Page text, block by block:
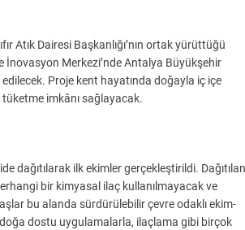
Atık Dairesi Başkanlığı’nın ortak yürüttüğü
İnovasyon Merkezi’nde Antalya Büyükşehir
Proje kent hayatında doğayla iç içe
imkânı sağlayacak.
dağıtılarak ilk ekimler gerçekleştirildi. Dağıtılan
bir kimyasal ilaç kullanılmayacak ve
bu alanda sürdürülebilir çevre odaklı ekim-
dostu uygulamalarla, ilaçlama gibi birçok